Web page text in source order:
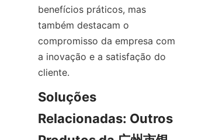
benefícios práticos, mas
também destacam o
compromisso da empresa com
a inovação e a satisfação do
cliente.
Soluções
Relacionadas: Outros